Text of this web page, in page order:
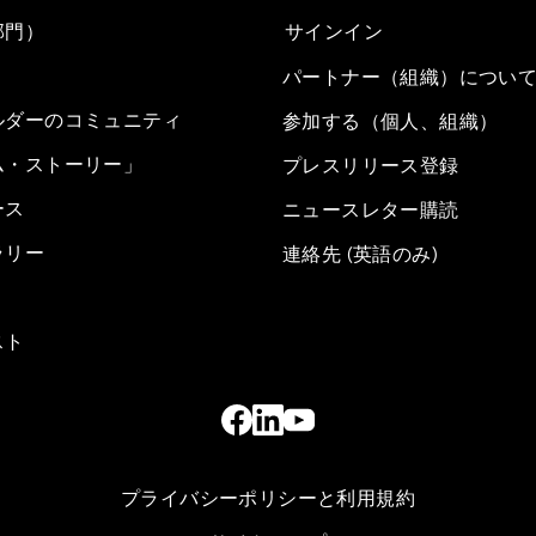
）
ーのコミュニティ
ストーリー」
リー
サインイン
パートナー（組織）につい
参加する（個人、組織）
プレスリリース登録
ニュースレター購読
連絡先 (英語のみ)
プライバシーポリシーと利用規約